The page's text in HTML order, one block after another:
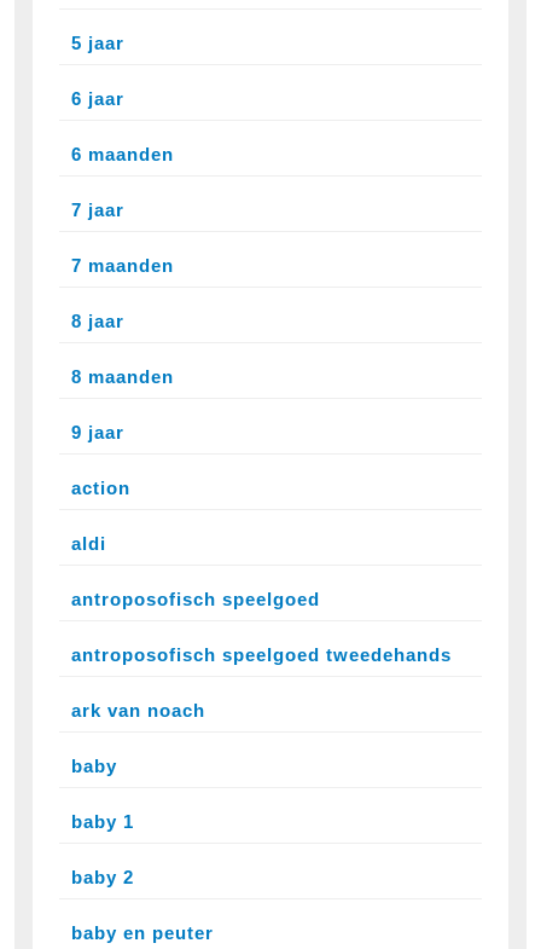
5 jaar
6 jaar
6 maanden
7 jaar
7 maanden
8 jaar
8 maanden
9 jaar
action
aldi
antroposofisch speelgoed
antroposofisch speelgoed tweedehands
ark van noach
baby
baby 1
baby 2
baby en peuter